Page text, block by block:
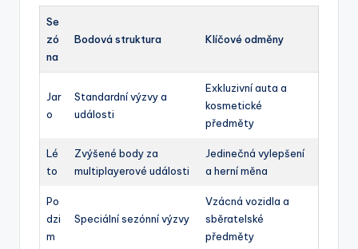
Se
zó
na
Bodová struktura Klíčové odměny
Jar
o
Standardní výzvy a
události
Exkluzivní auta a
kosmetické
předměty
Lé
to
Zvýšené body za
multiplayerové události
Jedinečná vylepšení
a herní měna
Po
dzi
m
Speciální sezónní výzvy
Vzácná vozidla a
sběratelské
předměty